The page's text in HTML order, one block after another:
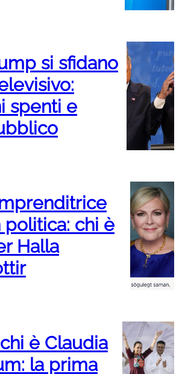
si sfidano
spenti e
politica: chi è
Halla
è Claudia
la prima